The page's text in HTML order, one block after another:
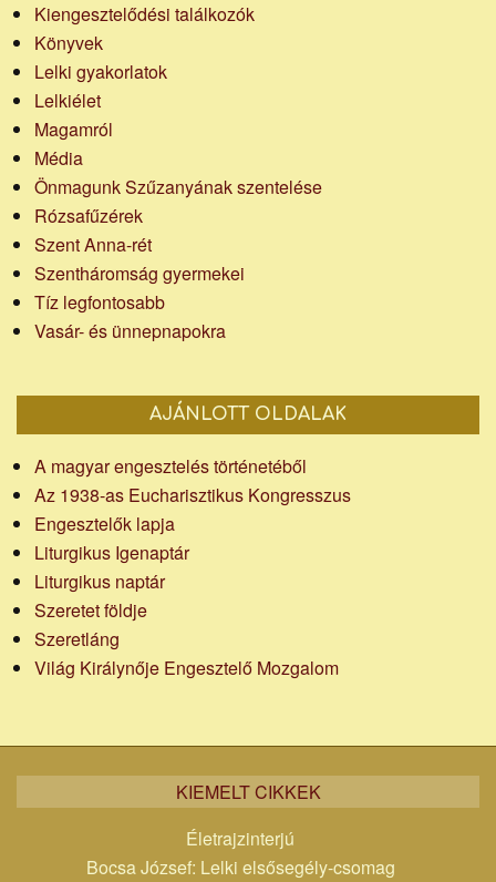
Kiengesztelődési találkozók
Könyvek
Lelki gyakorlatok
Lelkiélet
Magamról
Média
Önmagunk Szűzanyának szentelése
Rózsafűzérek
Szent Anna-rét
Szentháromság gyermekei
Tíz legfontosabb
Vasár- és ünnepnapokra
AJÁNLOTT OLDALAK
A magyar engesztelés történetéből
Az 1938-as Eucharisztikus Kongresszus
Engesztelők lapja
Liturgikus Igenaptár
Liturgikus naptár
Szeretet földje
Szeretláng
Világ Királynője Engesztelő Mozgalom
KIEMELT CIKKEK
Életrajzinterjú
Bocsa József: Lelki elsősegély-csomag